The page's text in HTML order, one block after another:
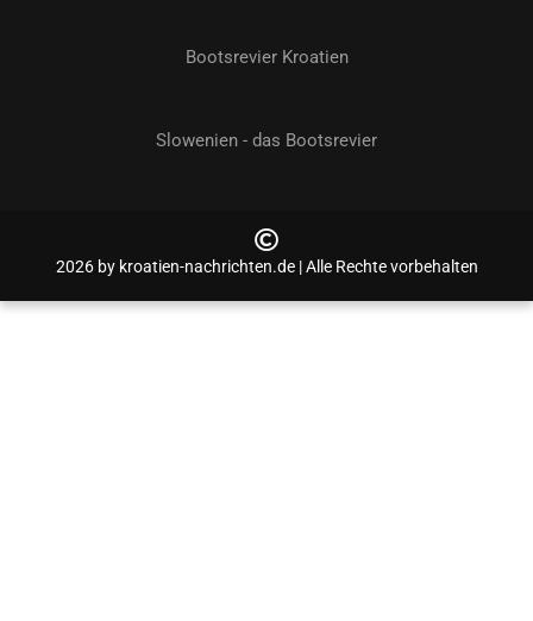
Bootsrevier Kroatien
Slowenien - das Bootsrevier
2026 by kroatien-nachrichten.de | Alle Rechte vorbehalten